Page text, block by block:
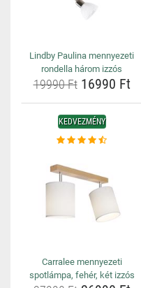
Lindby Paulina mennyezeti
rondella három izzós
19990 Ft16990 Ft
KEDVEZMÉNY
Carralee mennyezeti
spotlámpa, fehér, két izzós